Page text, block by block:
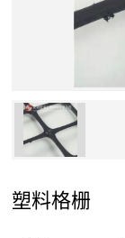
塑料格栅